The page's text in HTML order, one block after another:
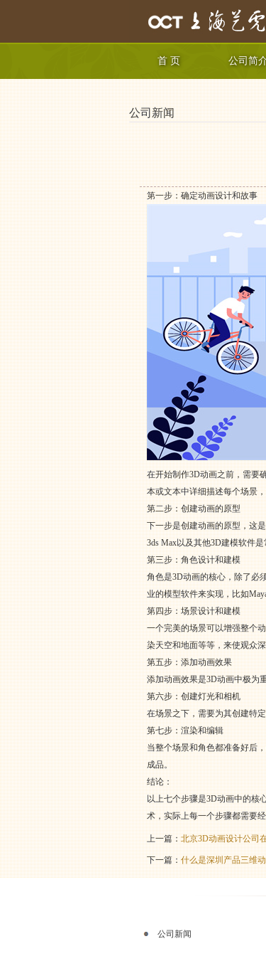
首 页 公司简
公司新闻
第一步：确定动画设计和故事
在开始制作3D动画之前，需要
本或文本中详细描述每个场景
第二步：创建动画的原型
下一步是创建动画的原型，这
3ds Max以及其他3D建模软件
第三步：角色设计和建模
角色是3D动画的核心，除了必
业的模型软件来实现，比如
第四步：场景设计和建模
一个完美的场景可以增强整个
染天空和地面等等，来使观众
第五步：添加动画效果
添加动画效果是3D动画中极为
第六步：创建灯光和相机
在场景之下，需要为其创建特
第七步：渲染和编辑
当整个场景和角色都准备好后
成品。
结论：
以上七个步骤是3D动画中的核
术，实际上每一个步骤都需要
上一篇：北京3D动画设计公司
下一篇：什么是深圳产品三维
公司新闻